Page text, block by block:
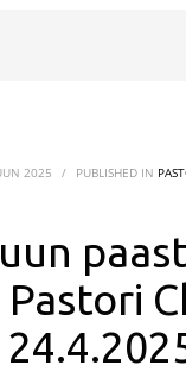
2025 / PUBLISHED IN